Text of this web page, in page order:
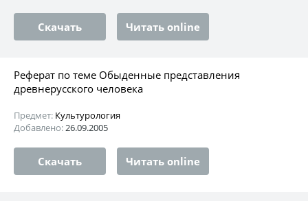
Скачать Читать online
Реферат по теме Обыденные представления
древнерусского человека
Предмет: Культурология
Добавлено:26.09.2005
Скачать Читать online